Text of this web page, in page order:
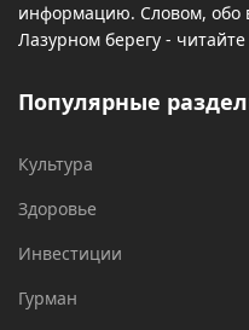
информацию. Словом, обо
Лазурном берегу -
Популярные
Культура
Здоровье
Инвестиции
Гурман